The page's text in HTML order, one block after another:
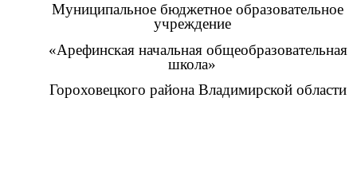
Муниципальное бюджетное образовательное
учреждение
«Арефинская начальная общеобразовательная
школа»
Гороховецкого района Владимирской области